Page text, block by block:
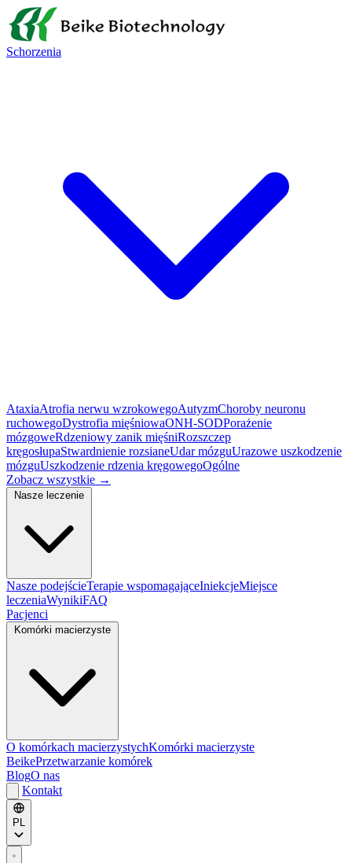
Schorzenia
AtaxiaAtrofia nerwu wzrokowegoAutyzmChoroby neuronu
ruchowegoDystrofia mięśniowaONH-SODPorażenie
mózgoweRdzeniowy zanik mięśniRozszczep
kręgosłupaStwardnienie rozsianeUdar mózguUrazowe uszkodzenie
mózguUszkodzenie rdzenia kręgowegoOgólne
Zobacz wszystkie →
Nasze podejścieTerapie wspomagająceIniekcjeMiejsce
leczeniaWynikiFAQ
Pacjenci
O komórkach macierzystychKomórki macierzyste
BeikePrzetwarzanie komórek
BlogO nas
Kontakt
PL